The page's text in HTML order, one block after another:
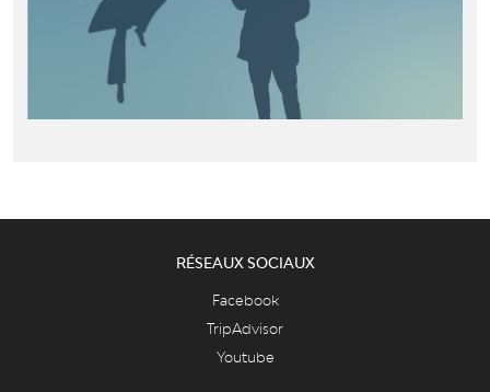
RÉSEAUX SOCIAUX
Facebook
TripAdvisor
Youtube